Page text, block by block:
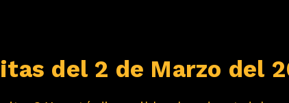
del 2 de Marzo del